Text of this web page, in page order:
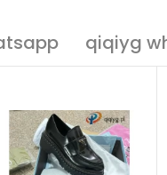
qiqiyg